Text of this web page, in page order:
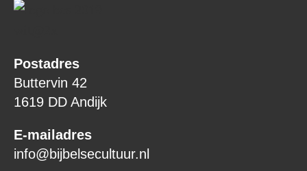
Postadres
Buttervin 42
1619 DD Andijk
E-mailadres
info@bijbelsecultuur.nl